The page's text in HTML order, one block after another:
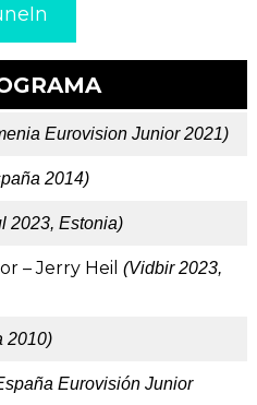
Eurovision Junior 2021)
2014)
2023, Estonia)
– Jerry Heil (Vidbir 2023,
2010)
Eurovisión Junior